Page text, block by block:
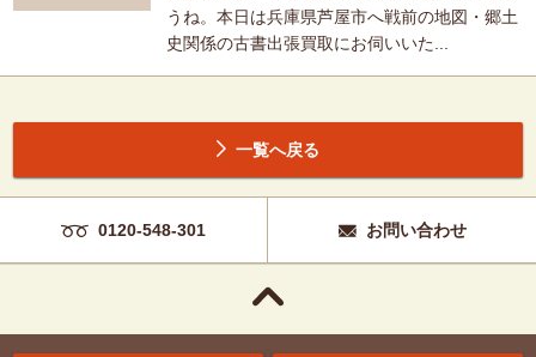
うね。本日は兵庫県芦屋市へ戦前の地図・郷土
史関係の古書出張買取にお伺いいた...
一覧へ戻る
0120-548-301 お問い合わせ